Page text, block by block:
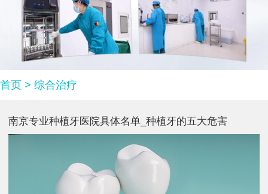
首页 > 综合治疗
南京专业种植牙医院具体名单_种植牙的五大危害